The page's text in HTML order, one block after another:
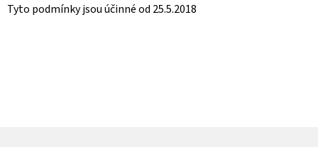
Tyto podmínky jsou účinné od 25.5.2018